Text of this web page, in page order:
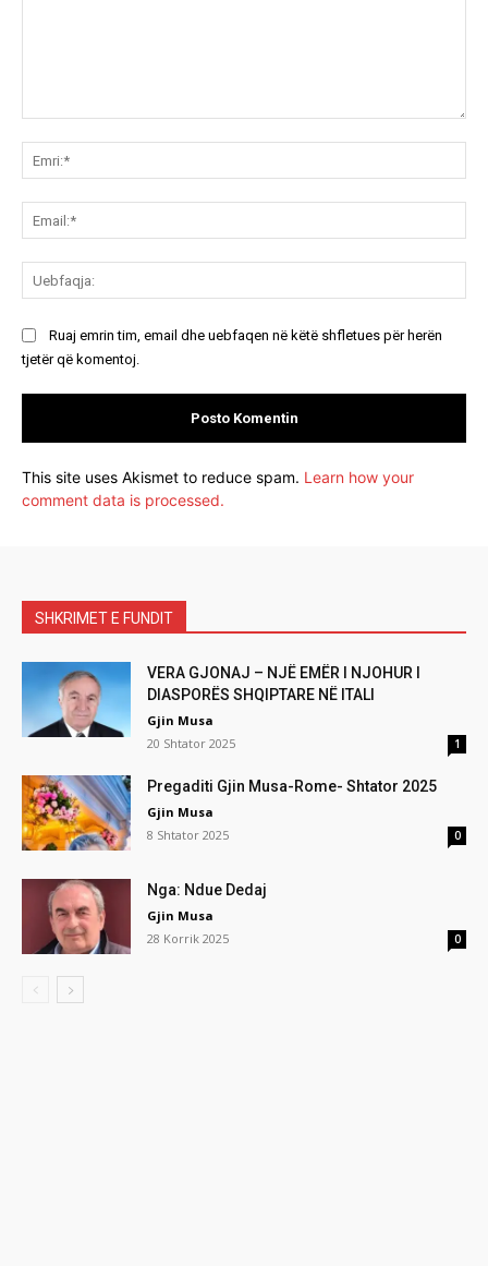
Ruaj emrin tim, email dhe uebfaqen në këtë shfletues për herën
tjetër që komentoj.
This site uses Akismet to reduce spam. Learn how your
comment data is processed.
SHKRIMET E FUNDIT
VERA GJONAJ – NJË EMËR I NJOHUR I
DIASPORËS SHQIPTARE NË ITALI
Gjin Musa
20 Shtator 2025
1
Pregaditi Gjin Musa-Rome- Shtator 2025
Gjin Musa
8 Shtator 2025
0
Nga: Ndue Dedaj
Gjin Musa
28 Korrik 2025
0